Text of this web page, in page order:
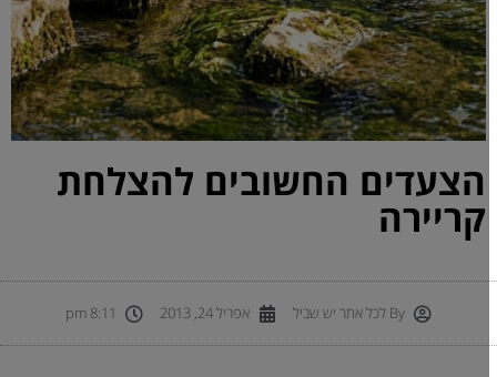
הצעדים החשובים להצלחת
קריירה
Byלכל אתר יש שביל אפריל 24, 2013 8:11 pm